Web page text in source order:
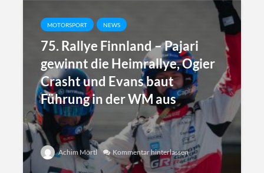
MOTORSPORT NEWS
75. Rallye Finnland – Pajari
gewinnt die Heimrallye, Ogier
Crasht und Evans baut
Führung in der WM aus
Achim Mörtl Kommentar hinterlassen